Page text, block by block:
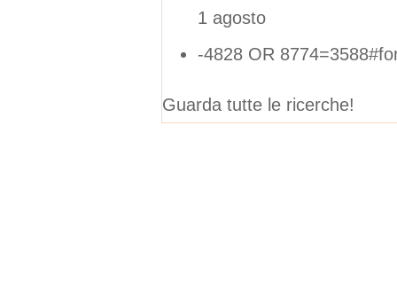
1 agosto
-4828 OR
Guarda tutte le ricerche!